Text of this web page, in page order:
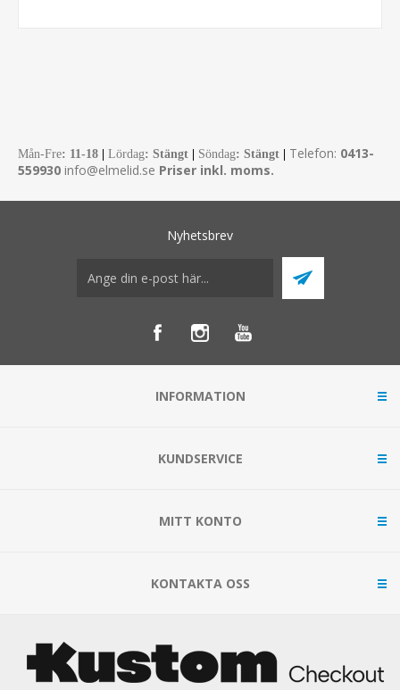
Mån-Fre: 11-18 Lördag: Stängt Söndag: Stängt Telefon: 0413-
559930 info@elmelid.se Priser inkl. moms.
Nyhetsbrev
INFORMATION
KUNDSERVICE
MITT KONTO
KONTAKTA OSS